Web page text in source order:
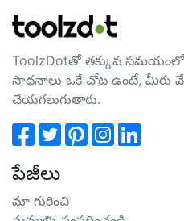
ToolzDotతో తక్కువ సమయంలో
సాధనాలు ఒకే చోట ఉంటే, మీరు
చేయగలుగుతారు.
పేజీలు
మా గురించి